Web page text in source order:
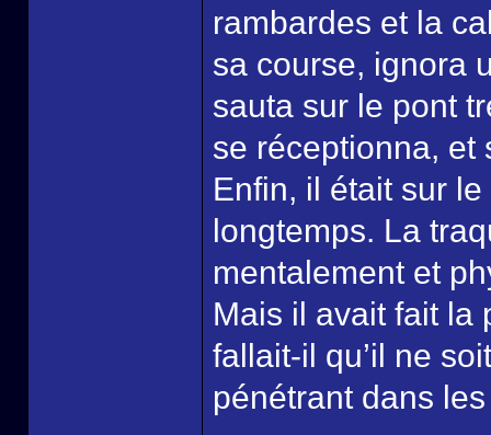
rambardes et la
sa course, ignora
sauta sur le pont
se réceptionna, et
Enfin, il était sur
longtemps. La
mentalement et
Mais il avait fait la
fallait-il qu’il ne
pénétrant dans